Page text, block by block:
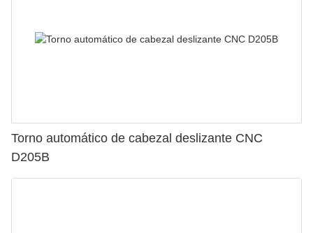
Torno automático de cabezal deslizante CNC
D205B